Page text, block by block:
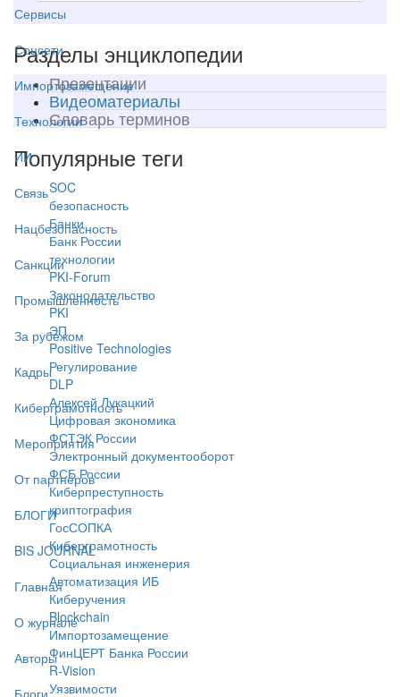
Сервисы
Соцсети
Импортозамещение
Технологии
ИИ
Связь
Нацбезопасность
Санкции
Промышленность
За рубежом
Кадры
Киберграмотность
Мероприятия
От партнёров
БЛОГИ
BIS JOURNAL
Главная
О журнале
Авторы
Блоги
Разделы энциклопедии
Презентации
Видеоматериалы
Словарь терминов
Популярные теги
SOC
безопасность
Банки
Банк России
технологии
PKI-Forum
Законодательство
PKI
ЭП
Positive Technologies
Регулирование
DLP
Алексей Лукацкий
Цифровая экономика
ФСТЭК России
Электронный документооборот
ФСБ России
Киберпреступность
криптография
ГосСОПКА
Киберграмотность
Социальная инженерия
Автоматизация ИБ
Киберучения
Blockchain
Импортозамещение
ФинЦЕРТ Банка России
R-Vision
Уязвимости